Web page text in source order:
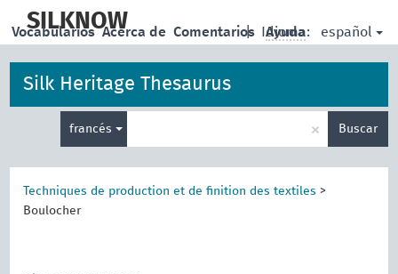
main
SILKNOW | Idioma: español
Vocabularios Acerca de Comentarios Ayuda
Silk Heritage Thesaurus
francés × Buscar
Techniques de production et de finition des textiles >
Boulocher